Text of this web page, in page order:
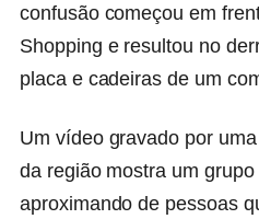
confusão começou em
Shopping e resultou no
placa e cadeiras de um
Um vídeo gravado por
da região mostra um
aproximando de pessoas